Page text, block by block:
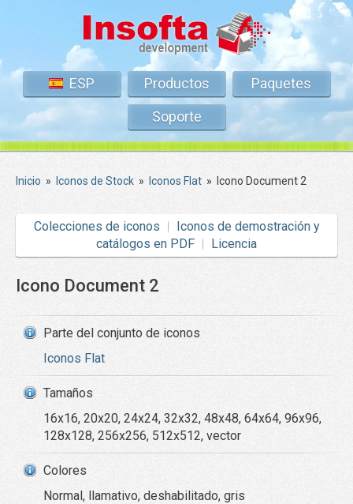
ESP Productos
Paquetes
Soporte
Inicio » Iconos de Stock » Iconos Flat » Icono Document 2
Colecciones de iconos
Iconos de demostración y
catálogos en PDF
Licencia
Icono Document 2
Parte del conjunto de iconos
Iconos Flat
Tamaños
16x16, 20x20, 24x24, 32x32, 48x48, 64x64, 96x96,
128x128, 256x256, 512x512, vector
Colores
Normal, llamativo, deshabilitado, gris